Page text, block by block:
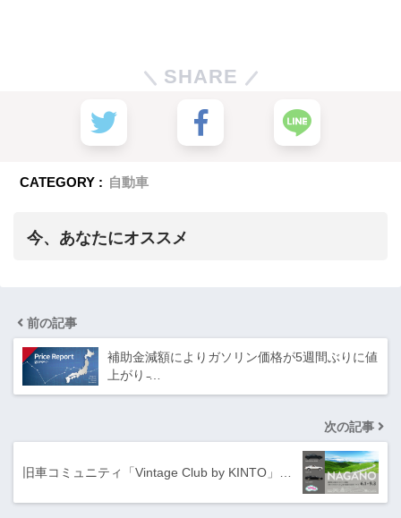
SHARE
CATEGORY : 自動車
今、あなたにオススメ
前の記事
補助金減額によりガソリン価格が5週間ぶりに値
上がり ̵…
次の記事
旧車コミュニティ「Vintage Club by KINTO」…